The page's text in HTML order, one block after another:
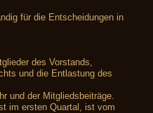
für die Entscheidungen in
des Vorstands,
und die Entlastung des
und der Mitgliedsbeiträge.
im ersten Quartal, ist vom